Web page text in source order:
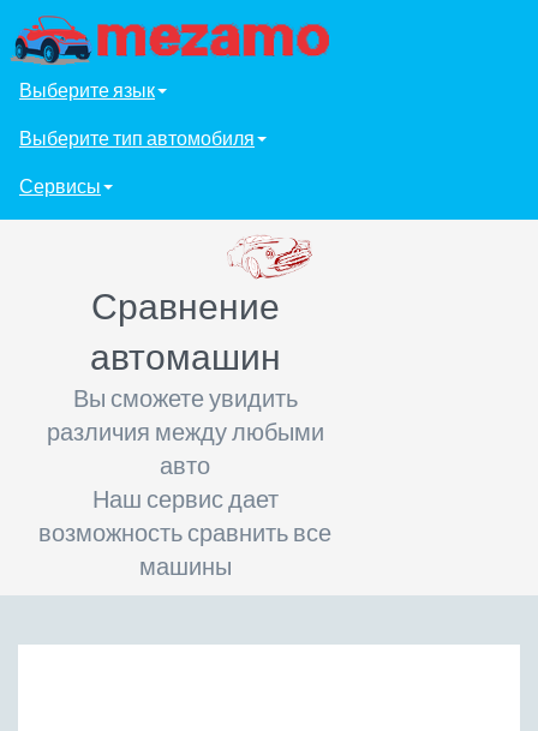
Выберите язык
Выберите тип автомобиля
Сервисы
Сравнение
автомашин
Вы сможете увидить
различия между любыми
авто
Наш сервис дает
возможность сравнить все
машины